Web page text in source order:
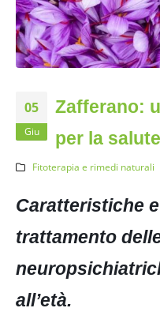
05
Giu
Zafferano:
per la salute
Fitoterapia e rimedi naturali
Caratteristiche
trattamento
all’età.